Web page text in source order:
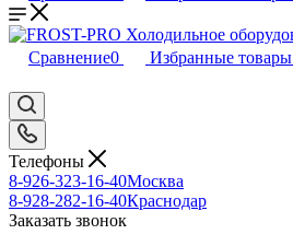
Сравнение0 Избранные товары
Телефоны
8-926-323-16-40Москва
8-928-282-16-40Краснодар
Заказать звонок